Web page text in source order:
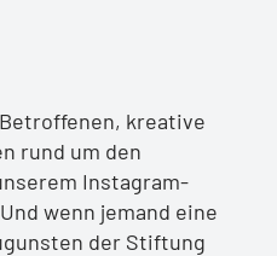
kreative
rund um den
Instagram-
wenn jemand eine
der Stiftung